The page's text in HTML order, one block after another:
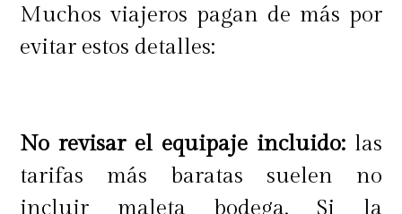
Muchos viajeros pagan de más por
evitar estos detalles:
No revisar el equipaje incluido:las
tarifas más baratas suelen no
incluir maleta bodega. Si la